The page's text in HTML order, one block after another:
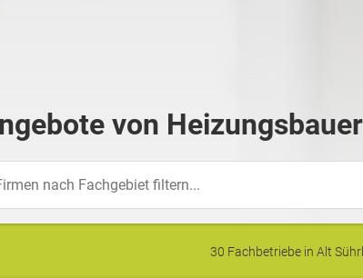
von
30 Fachbetriebe in Alt